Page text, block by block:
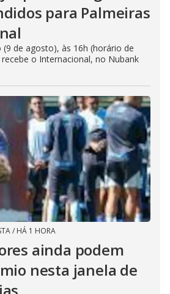
para Palmeiras
de agosto), às 16h (horário de
o Internacional, no Nubank
/ HÁ 1 HORA
ainda podem
nesta janela de